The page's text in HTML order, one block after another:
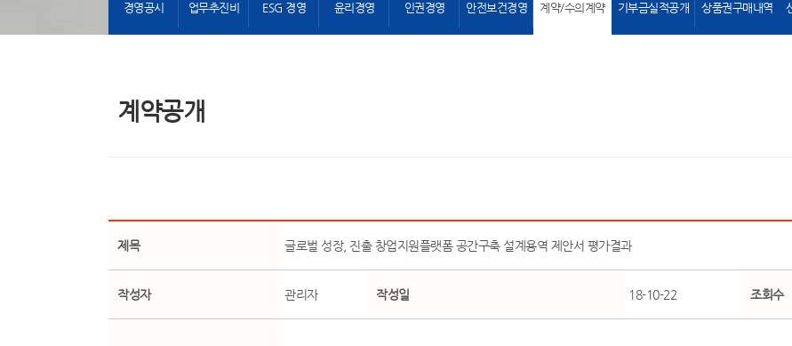
경영공시 업무추진비 ESG 경영 윤리경영 인권경영 안전보건경영 계약/수의계약 기부금실적공개 상품권구매내역
계약공개
제목 글로벌 성장, 진출 창업지원플랫폼 공간구축 설계용역 제안서 평가결과
작성자 관리자 작성일 18-10-22 조회수